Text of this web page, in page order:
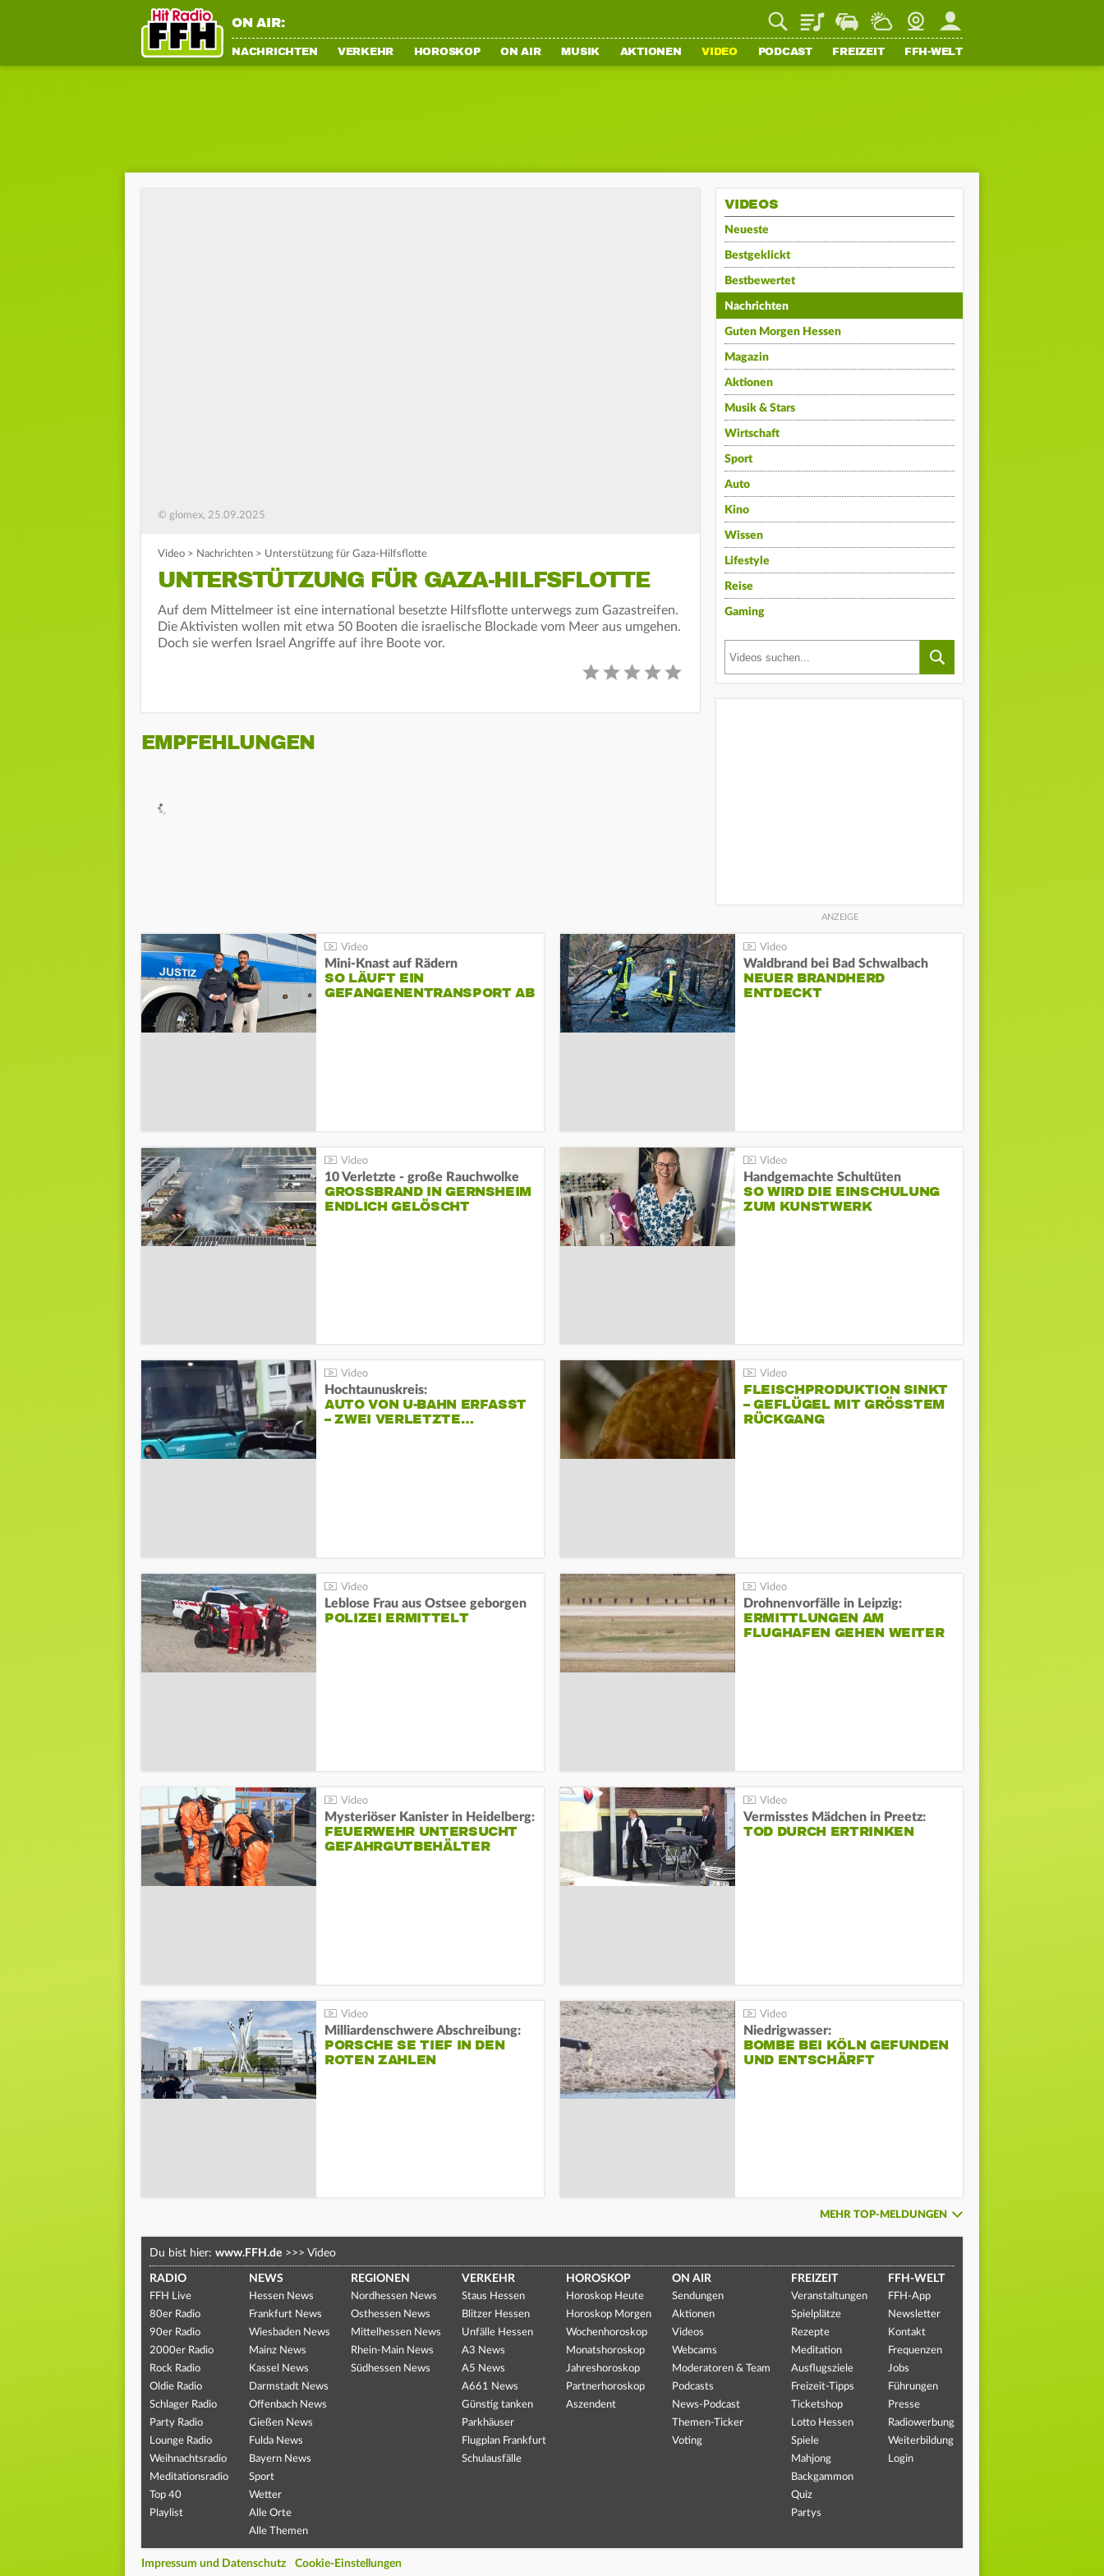
ON AIR: PlaylistStaupilotWetterWebcamMein FFH
NACHRICHTEN VERKEHR HOROSKOP ON AIR MUSIK AKTIONEN VIDEO PODCAST FREIZEIT FFH-WELT
© glomex, 25.09.2025
Video > Nachrichten > Unterstützung für Gaza-Hilfsflotte
UNTERSTÜTZUNG FÜR GAZA-HILFSFLOTTE
Auf dem Mittelmeer ist eine international besetzte Hilfsflotte unterwegs zum Gazastreifen.
Die Aktivisten wollen mit etwa 50 Booten die israelische Blockade vom Meer aus umgehen.
Doch sie werfen Israel Angriffe auf ihre Boote vor.
EMPFEHLUNGEN
VIDEOS
Neueste
Bestgeklickt
Bestbewertet
Nachrichten
Guten Morgen Hessen
Magazin
Aktionen
Musik & Stars
Wirtschaft
Sport
Auto
Kino
Wissen
Lifestyle
Reise
Gaming
Mini-Knast auf Rädern
SO LÄUFT EIN
GEFANGENENTRANSPORT AB
Waldbrand bei Bad Schwalbach
NEUER BRANDHERD
ENTDECKT
10 Verletzte - große Rauchwolke
GROSSBRAND IN GERNSHEIM E
NDLICH GELÖSCHT
Handgemachte Schultüten
SO WIRD DIE EINSCHULUNG
ZUM KUNSTWERK
Hochtaunuskreis:
AUTO VON U-BAHN ERFASST
– ZWEI VERLETZTE…
FLEISCHPRODUKTION SINKT
– GEFLÜGEL MIT GRÖSSTEM R
ÜCKGANG
Leblose Frau aus Ostsee geborgen
POLIZEI ERMITTELT
Drohnenvorfälle in Leipzig:
ERMITTLUNGEN AM
FLUGHAFEN GEHEN WEITER
Mysteriöser Kanister in Heidelberg:
FEUERWEHR UNTERSUCHT
GEFAHRGUTBEHÄLTER
Vermisstes Mädchen in Preetz:
TOD DURCH ERTRINKEN
Milliardenschwere Abschreibung:
PORSCHE SE TIEF IN DEN
ROTEN ZAHLEN
Niedrigwasser:
BOMBE BEI KÖLN GEFUNDEN
UND ENTSCHÄRFT
MEHR TOP-MELDUNGEN
Du bist hier: www.FFH.de >>> Video
RADIO
FFH Live
80er Radio
90er Radio
2000er Radio
Rock Radio
Oldie Radio
Schlager Radio
Party Radio
Lounge Radio
Weihnachtsradio
Meditationsradio
Top 40
Playlist
NEWS
Hessen News
Frankfurt News
Wiesbaden News
Mainz News
Kassel News
Darmstadt News
Offenbach News
Gießen News
Fulda News
Bayern News
Sport
Wetter
Alle Orte
Alle Themen
REGIONEN
Nordhessen News
Osthessen News
Mittelhessen News
Rhein-Main News
Südhessen News
VERKEHR
Staus Hessen
Blitzer Hessen
Unfälle Hessen
A3 News
A5 News
A661 News
Günstig tanken
Parkhäuser
Flugplan Frankfurt
Schulausfälle
HOROSKOP
Horoskop Heute
Horoskop Morgen
Wochenhoroskop
Monatshoroskop
Jahreshoroskop
Partnerhoroskop
Aszendent
ON AIR
Sendungen
Aktionen
Videos
Webcams
Moderatoren & Team
Podcasts
News-Podcast
Themen-Ticker
Voting
FREIZEIT
Veranstaltungen
Spielplätze
Rezepte
Meditation
Ausflugsziele
Freizeit-Tipps
Ticketshop
Lotto Hessen
Spiele
Mahjong
Backgammon
Quiz
Partys
FFH-WELT
FFH-App
Newsletter
Kontakt
Frequenzen
Jobs
Führungen
Presse
Radiowerbung
Weiterbildung
Login
Impressum und Datenschutz Cookie-Einstellungen